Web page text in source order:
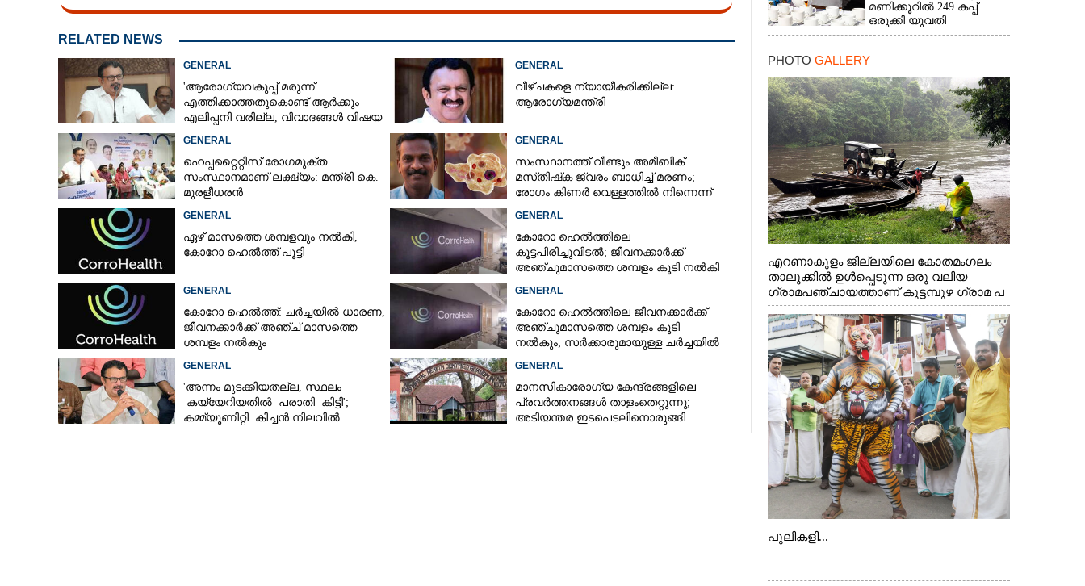
RELATED NEWS
GENERAL
'ആരോഗ്യവകുപ്പ് മരുന്ന്
എത്തിക്കാത്തതുകൊണ്ട് ആർക്കും
എലിപ്പനി വരില്ല, വിവാദങ്ങൾ വിഷയ
GENERAL
വീഴ്ചകളെ ന്യായീകരിക്കില്ല:
ആരോഗ്യമന്ത്രി
GENERAL
ഹെപ്പറ്റൈറ്റിസ് രോഗമുക്ത
സംസ്ഥാനമാണ് ലക്ഷ്യം: മന്ത്രി കെ.
മുരളീധരൻ
GENERAL
സംസ്ഥാനത്ത് വീണ്ടും അമീബിക്
മസ്‌തിഷ്‌ക ജ്വരം ബാധിച്ച് മരണം;
രോഗം കിണർ വെള്ളത്തിൽ നിന്നെന്ന്
GENERAL
ഏഴ് മാസത്തെ ശമ്പളവും നൽകി,
കോറോ ഹെൽത്ത് പൂട്ടി
GENERAL
കോറോ ഹെൽത്തിലെ
കൂട്ടപിരിച്ചുവിടൽ; ജീവനക്കാർക്ക്
അഞ്ചുമാസത്തെ ശമ്പളം കൂടി നൽകി
GENERAL
കോറോ ഹെൽത്ത്: ചർച്ചയിൽ ധാരണ,
ജീവനക്കാർക്ക് അഞ്ച് മാസത്തെ
ശമ്പളം നൽകും
GENERAL
കോറോ ഹെൽത്തിലെ ജീവനക്കാർക്ക്
അഞ്ചുമാസത്തെ ശമ്പളം കൂടി
നൽകും; സർക്കാരുമായുള്ള ചർച്ചയിൽ
GENERAL
'അന്നം മുടക്കിയതല്ല, സ്ഥലം
കയ്യേറിയതിൽ പരാതി കിട്ടി';
കമ്മ്യൂണിറ്റി കിച്ചൻ നിലവിൽ
GENERAL
മാനസികാരോഗ്യ കേന്ദ്രങ്ങളിലെ
പ്രവർത്തനങ്ങൾ താളംതെറ്റുന്നു;
അടിയന്തര ഇടപെടലിനൊരുങ്ങി
മണിക്കൂറിൽ 249 കപ്പ്
ഒരുക്കി യുവതി
PHOTO GALLERY
എറണാകുളം ജില്ലയിലെ കോതമംഗലം
താലൂക്കിൽ ഉൾപ്പെടുന്ന ഒരു വലിയ
ഗ്രാമപഞ്ചായത്താണ് കുട്ടമ്പുഴ ഗ്രാമ പ
ഞ്ചായത്ത്. ആദിവാസി ഊരുകളായ
വെള്ളാരംകുത്ത്, കത്തിപ്പാറ, ഉറിയംപെട്ടി,
തേക്കല്ല്, വെട്ടിക്കല്ല്, മഞ്ചപ്പാറ എന്നീ
ആറു സ്ഥലങ്ങളിലേക്കുള്ള പ്രധാന
സഞ്ചാര മാർഗമാണ് ഈ കാണുന്ന
കടത്ത് വള്ളം
പുലികളി...